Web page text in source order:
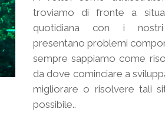
troviamo di fronte a
quotidiana con i
presentano problemi
sempre sappiamo come
da dove cominciare a
migliorare o risolvere tali
possibile..